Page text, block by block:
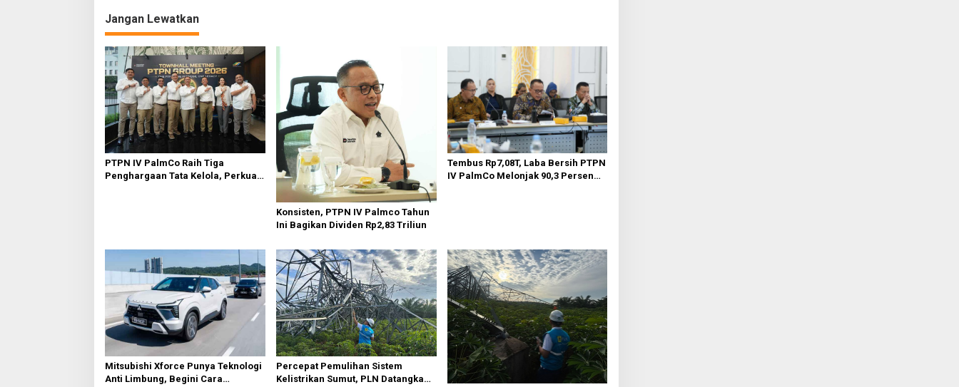
o
s
Jangan Lewatkan
PTPN IV PalmCo Raih Tiga
Penghargaan Tata Kelola, Perkuat
Konsisten, PTPN IV Palmco Tahun
Ini Bagikan Dividen Rp2,83 Triliun
Tembus Rp7,08T, Laba Bersih PTPN
IV PalmCo Melonjak 90,3 Persen
Mitsubishi Xforce Punya Teknologi
Anti Limbung, Begini Cara
Percepat Pemulihan Sistem
Kelistrikan Sumut, PLN Datangkan